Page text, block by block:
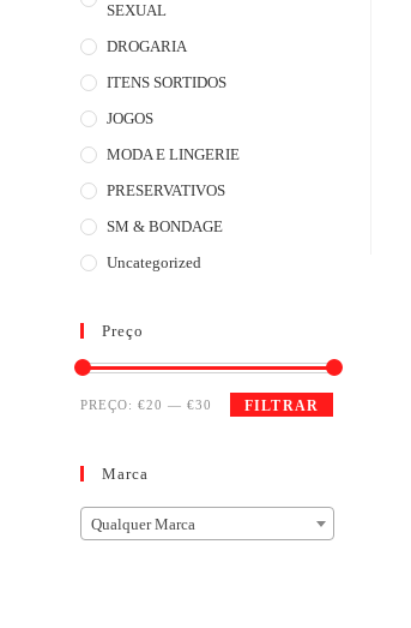
SEXUAL
DROGARIA
ITENS SORTIDOS
JOGOS
MODA E LINGERIE
PRESERVATIVOS
SM & BONDAGE
Uncategorized
Preço
FILTRAR
PREÇO:€20 —€30
Marca
Qualquer Marca